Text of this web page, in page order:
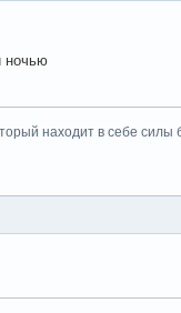
ночью
находит в себе силы